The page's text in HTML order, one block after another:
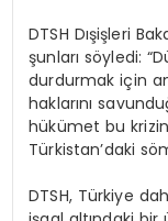
DTSH Dışişleri
şunları söyledi:
durdurmak için
haklarını
hükümet bu
Türkistan’daki
DTSH, Türkiye